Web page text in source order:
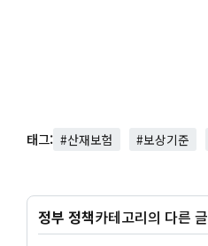
태그: #산재보험 #보상기준
정부 정책카테고리의 다른 글